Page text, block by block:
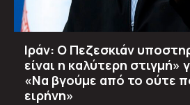
Ιράν: Ο Πεζεσκιάν
είναι η καλύτερη στιγμή»
«Να βγούμε από το ούτε
ειρήνη»